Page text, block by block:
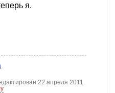
я.
22 апреля 2011